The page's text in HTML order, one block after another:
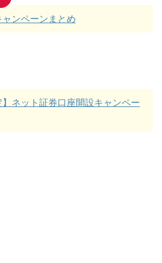
ンペーンまとめ
】ネット証券口座開設キャンペー